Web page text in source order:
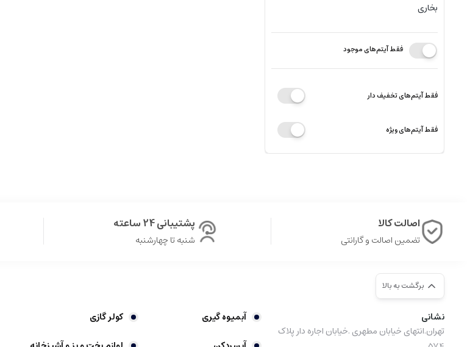
بخاری
فقط آیتم‌های موجود
فقط آیتم‌های تخفیف دار
فقط آیتم‌های ویژه
اصالت کالا
تضمین اصالت و گارانتی
پشتیبانی 24 ساعته
شنبه تا چهارشنبه
برگشت به بالا
نشانی
تهران.انتهای خیابان مطهری .خیابان اجاره دار پلاک
آبمیوه گیری کولر گازی